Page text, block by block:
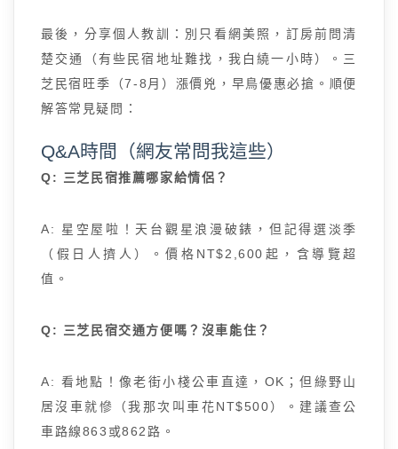
最後，分享個人教訓：別只看網美照，訂房前問清
楚交通（有些民宿地址難找，我白繞一小時）。三
芝民宿旺季（7-8月）漲價兇，早鳥優惠必搶。順便
解答常見疑問：
Q&A時間（網友常問我這些）
Q: 三芝民宿推薦哪家給情侶？
A: 星空屋啦！天台觀星浪漫破錶，但記得選淡季
（假日人擠人）。價格NT$2,600起，含導覽超
值。
Q: 三芝民宿交通方便嗎？沒車能住？
A: 看地點！像老街小棧公車直達，OK；但綠野山
居沒車就慘（我那次叫車花NT$500）。建議查公
車路線863或862路。